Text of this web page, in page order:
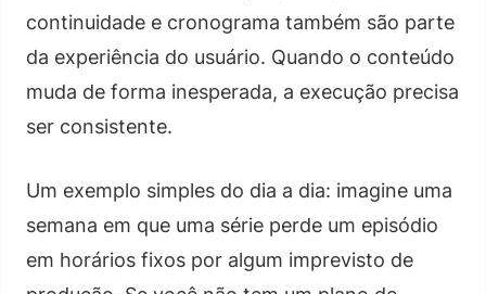
continuidade e cronograma também são parte
da experiência do usuário. Quando o conteúdo
muda de forma inesperada, a execução precisa
ser consistente.
Um exemplo simples do dia a dia: imagine uma
semana em que uma série perde um episódio
em horários fixos por algum imprevisto de